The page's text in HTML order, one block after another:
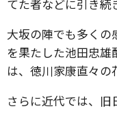
てた者などに引き続
大坂の陣でも多く
を果たした池田忠
は、徳川家康直々の
さらに近代では、